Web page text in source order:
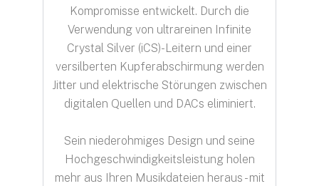
Kompromisse entwickelt. Durch die
Verwendung von ultrareinen Infinite
Crystal Silver (iCS)-Leitern und einer
versilberten Kupferabschirmung werden
Jitter und elektrische Störungen zwischen
digitalen Quellen und DACs eliminiert.
Sein niederohmiges Design und seine
Hochgeschwindigkeitsleistung holen
mehr aus Ihren Musikdateien heraus - mit